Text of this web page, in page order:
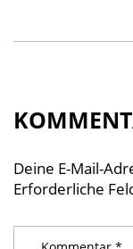
Deine E-Mail-
Erforderliche